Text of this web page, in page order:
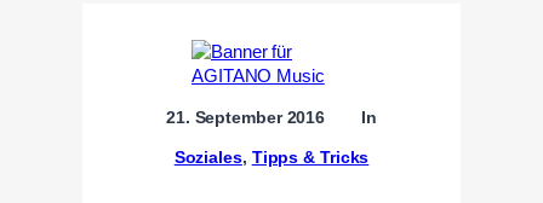
21. September 2016 In
Soziales, Tipps & Tricks